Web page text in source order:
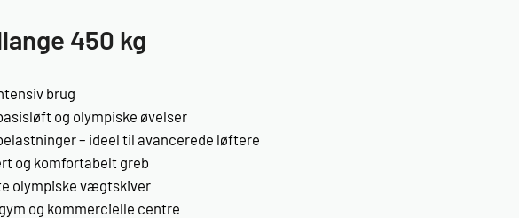
450 kg
brug
og olympiske øvelser
– ideel til avancerede løftere
og komfortabelt greb
olympiske vægtskiver
og kommercielle centre